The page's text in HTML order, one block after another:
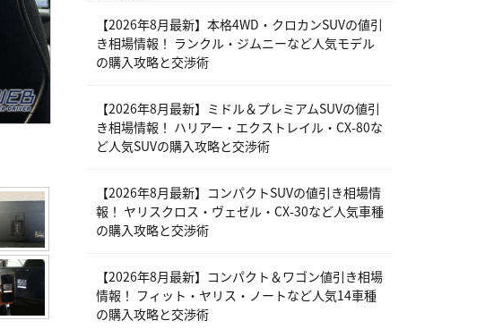
【2026年8月最新】本格4WD・クロカンSUVの値引
き相場情報！ ランクル・ジムニーなど人気モデル
の購入攻略と交渉術
【2026年8月最新】ミドル＆プレミアムSUVの値引
き相場情報！ ハリアー・エクストレイル・CX-80な
ど人気SUVの購入攻略と交渉術
【2026年8月最新】コンパクトSUVの値引き相場情
報！ ヤリスクロス・ヴェゼル・CX-30など人気車種
の購入攻略と交渉術
【2026年8月最新】コンパクト＆ワゴン値引き相場
情報！ フィット・ヤリス・ノートなど人気14車種
の購入攻略と交渉術